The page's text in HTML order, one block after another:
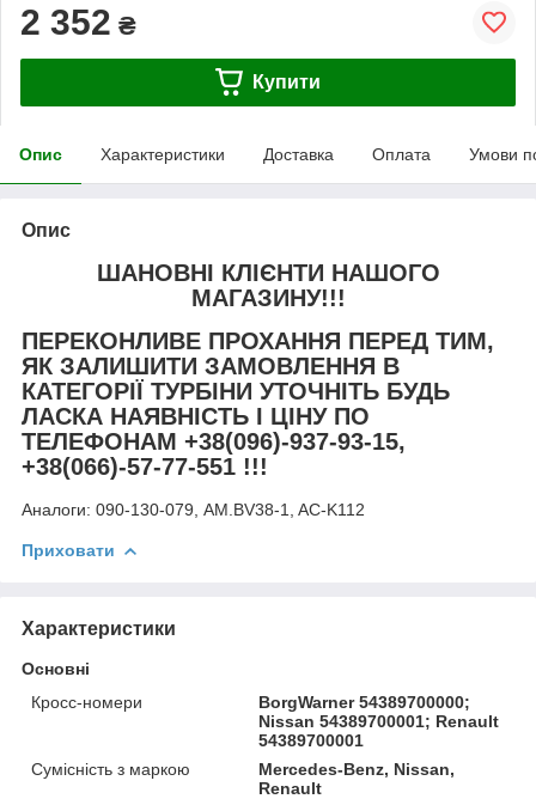
2 352 ₴
Купити
Опис Характеристики Доставка Оплата Умови
Опис
ШАНОВНІ КЛІЄНТИ НАШОГО
МАГАЗИНУ!!!
ПЕРЕКОНЛИВЕ ПРОХАННЯ ПЕРЕД ТИМ,
ЯК ЗАЛИШИТИ ЗАМОВЛЕННЯ В
КАТЕГОРІЇ ТУРБІНИ УТОЧНІТЬ БУДЬ
ЛАСКА НАЯВНІСТЬ І ЦІНУ ПО
ТЕЛЕФОНАМ +38(096)-937-93-15,
+38(066)-57-77-551 !!!
Аналоги: 090-130-079, AM.BV38-1, AC-K112
Приховати
Характеристики
Основні
Кросс-номери
BorgWarner 54389700000;
Nissan 54389700001; Renault
54389700001
Сумісність з маркою
Mercedes-Benz, Nissan,
Renault